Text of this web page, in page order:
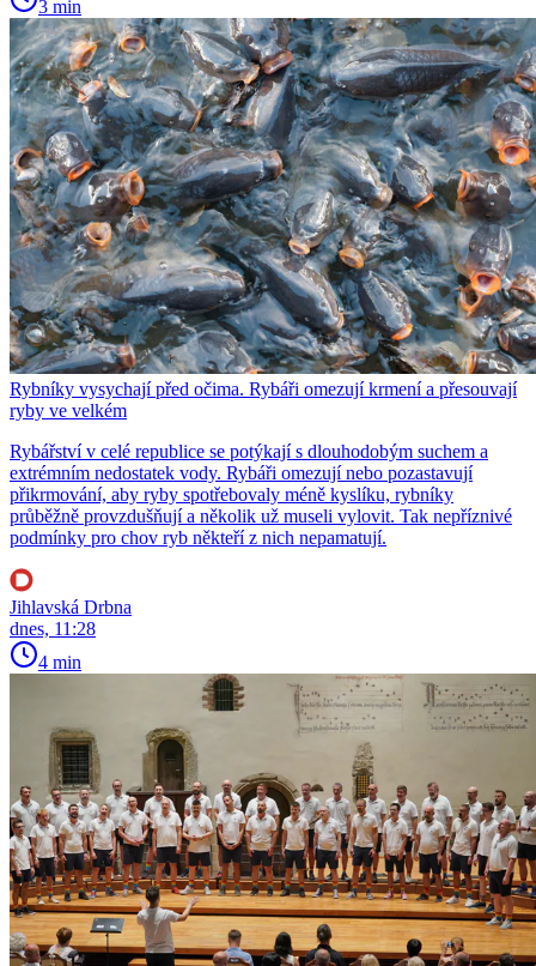
3 min
Rybníky vysychají před očima. Rybáři omezují krmení a přesouvají
ryby ve velkém
Rybářství v celé republice se potýkají s dlouhodobým suchem a
extrémním nedostatek vody. Rybáři omezují nebo pozastavují
přikrmování, aby ryby spotřebovaly méně kyslíku, rybníky
průběžně provzdušňují a několik už museli vylovit. Tak nepříznivé
podmínky pro chov ryb někteří z nich nepamatují.
Jihlavská Drbna
dnes, 11:28
4 min